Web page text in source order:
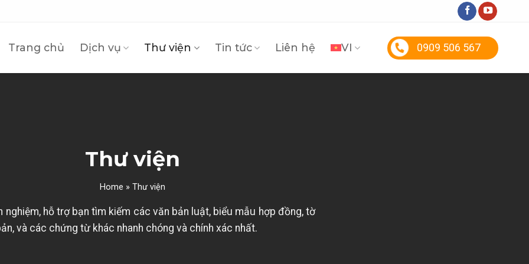
Trang chủ Dịch vụ Thư viện Tin tức Liên hệ VI 0909 506 567
Thư viện
Home » Thư viện
nghiệm, hỗ trợ bạn tìm kiếm các văn bản luật, biểu mẫu hợp đồng, tờ
và các chứng từ khác nhanh chóng và chính xác nhất.